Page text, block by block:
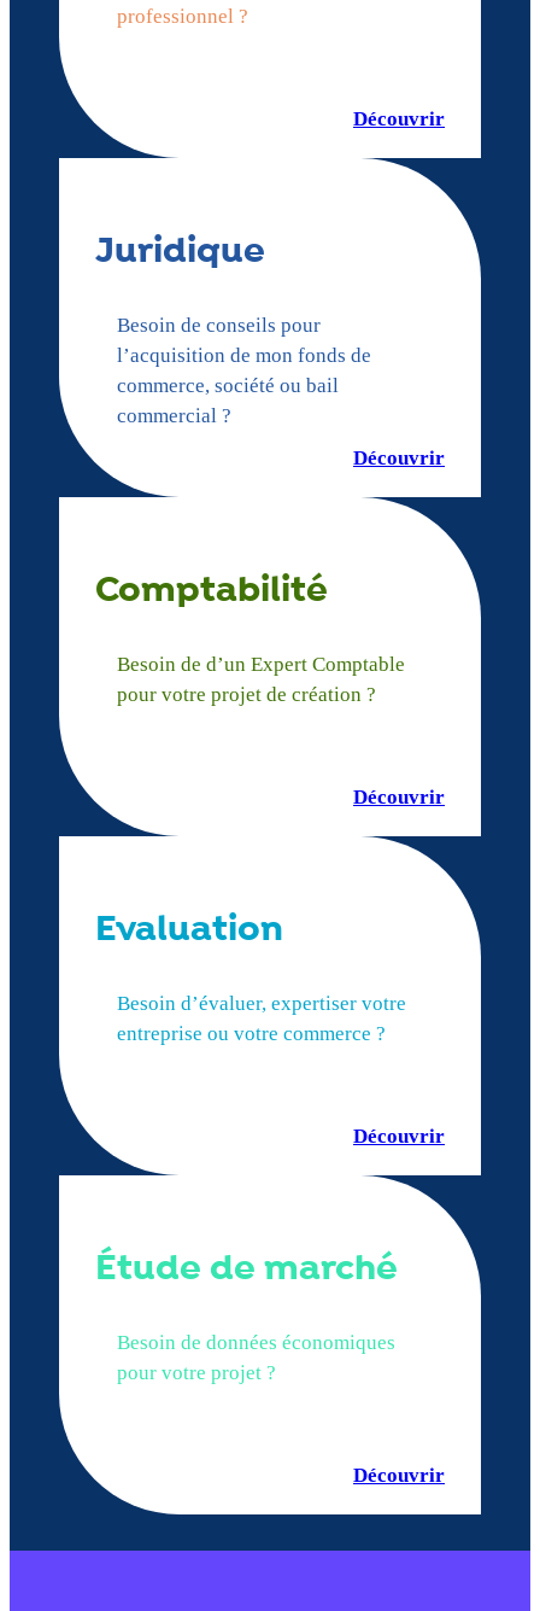
professionnel ?
Découvrir
Juridique
Besoin de conseils pour
l’acquisition de mon fonds de
commerce, société ou bail
commercial ?
Découvrir
Comptabilité
Besoin de d’un Expert Comptable
pour votre projet de création ?
Découvrir
Evaluation
Besoin d’évaluer, expertiser votre
entreprise ou votre commerce ?
Découvrir
Étude de marché
Besoin de données économiques
pour votre projet ?
Découvrir